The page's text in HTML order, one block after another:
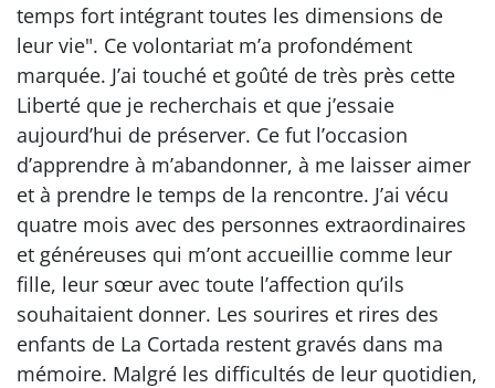
temps fort intégrant toutes les dimensions de
leur vie". Ce volontariat m’a profondément
marquée. J’ai touché et goûté de très près cette
Liberté que je recherchais et que j’essaie
aujourd’hui de préserver. Ce fut l’occasion
d’apprendre à m’abandonner, à me laisser aimer
et à prendre le temps de la rencontre. J’ai vécu
quatre mois avec des personnes extraordinaires
et généreuses qui m’ont accueillie comme leur
fille, leur sœur avec toute l’affection qu’ils
souhaitaient donner. Les sourires et rires des
enfants de La Cortada restent gravés dans ma
mémoire. Malgré les difficultés de leur quotidien,